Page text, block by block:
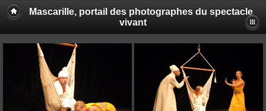
Mascarille, portail des photographes du spectacle
vivant